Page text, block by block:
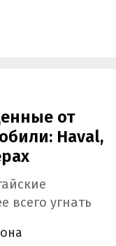
от
Haval,
всего угнать